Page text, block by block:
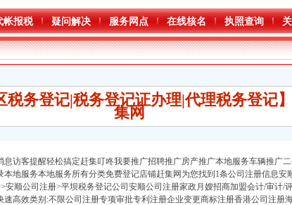
帐报税 疑问解决 服务网点 在线核名 执照查询
税务登记|税务登记证办理|代理税务登记
集网
息访客提醒轻松搞定赶集叮咚我要推广招聘推广房产推广本地服务车辆推广
本地服务本地服务所有分类免费登记店铺赶集网为您找到1条公司注册信息安
安顺公司注册>平坝税务登记公司安顺公司注册家政月嫂招商加盟会计/审计/
速高效类别:不限公司注册专项审批专利注册企业变更商标注册香港公司注册